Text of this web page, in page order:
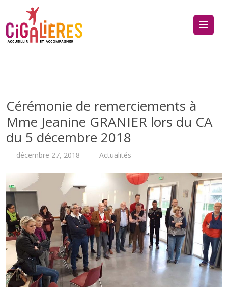
Cérémonie de remerciements à
Mme Jeanine GRANIER lors du CA
du 5 décembre 2018
décembre 27, 2018 Actualités